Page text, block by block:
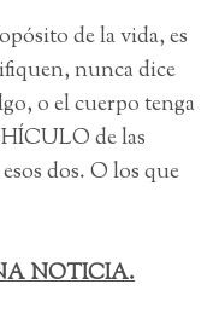
de la vida, es
nunca dice
o el cuerpo tenga
de las
dos. O los que
NOTICIA.